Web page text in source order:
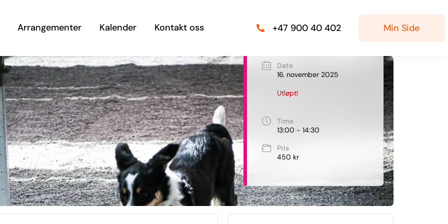
Arrangementer Kalender Kontakt oss +47 900 40 402 Min Side
Date
16. november 2025
Utløpt!
Time
13:00 - 14:30
Pris
450 kr